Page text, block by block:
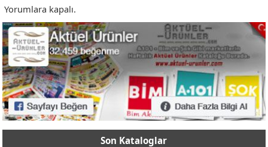
Yorumlara kapalı.
Son Kataloglar